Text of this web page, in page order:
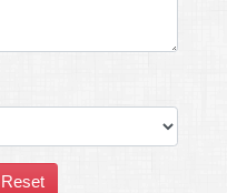
Reset